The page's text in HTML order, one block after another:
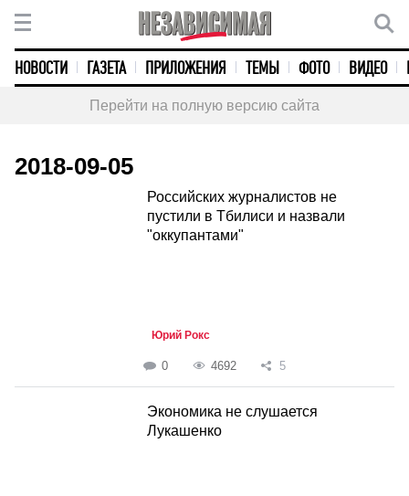
НОВОСТИ ГАЗЕТА ПРИЛОЖЕНИЯ ТЕМЫ ФОТО ВИДЕО
Перейти на полную версию сайта
2018-09-05
Российских журналистов не
пустили в Тбилиси и назвали
"оккупантами"
Юрий Рокс
0 4692 5
Экономика не слушается
Лукашенко